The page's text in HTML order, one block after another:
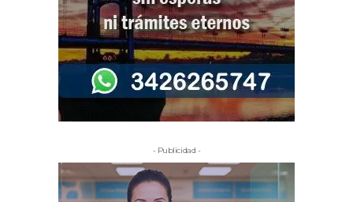
- Publicidad -